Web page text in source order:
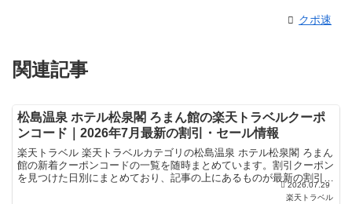
クポ速
関連記事
松島温泉 ホテル松泉閣 ろまん館の楽天トラベルクーポ
ンコード｜2026年7月最新の割引・セール情報
楽天トラベル 楽天トラベルカテゴリの松島温泉 ホテル松泉閣 ろまん
館の新着クーポンコードの一覧を随時まとめています。割引クーポン
を見つけた日別にまとめており、記事の上にあるものが最新の割引ク
ーポンになります。ホテル・旅館宿泊の予約などで使え...
2026.07.29
楽天トラベル